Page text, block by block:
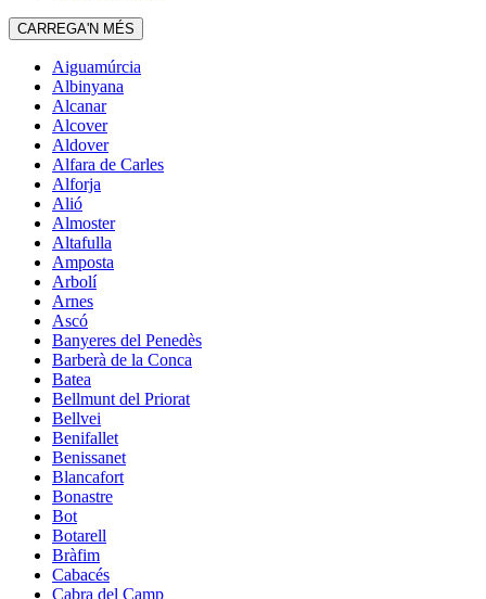
CARREGA'N MÉS
Aiguamúrcia
Albinyana
Alcanar
Alcover
Aldover
Alfara de Carles
Alforja
Alió
Almoster
Altafulla
Amposta
Arbolí
Arnes
Ascó
Banyeres del Penedès
Barberà de la Conca
Batea
Bellmunt del Priorat
Bellvei
Benifallet
Benissanet
Blancafort
Bonastre
Bot
Botarell
Bràfim
Cabacés
Cabra del Camp